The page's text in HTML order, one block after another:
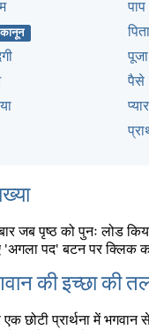
पाप
पिता
पैसे
प्यार
जब पृष्ठ को पुनः लोड
'अगला पद' बटन पर क्लिक
की इच्छा की
छोटी प्रार्थना में